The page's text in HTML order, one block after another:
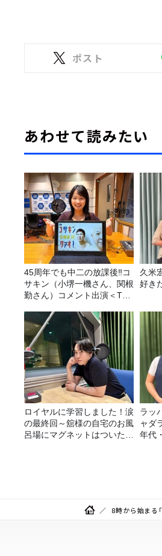
ポスト
あわせて読みたい
45周年でも中二の放課後‼コ
サキン（小堺一機さん、関根
勤さん）コメント出演＜TBS
告＞
久米
好き
ロイヤルに学習しました！涙
の最終回～舘様の自宅のお風
呂場にマグネットはついたの
ラッ
ャダ
年代
8時から始まる